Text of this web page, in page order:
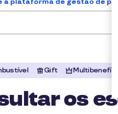
a plataforma de gestão de
Gift
os